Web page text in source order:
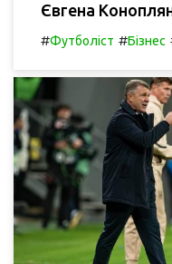
Євгена
#Футболіст #Бізнес